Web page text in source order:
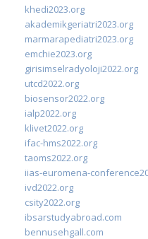
khedi2023.org
akademikgeriatri2023.org
marmarapediatri2023.org
emchie2023.org
girisimselradyoloji2022.org
utcd2022.org
biosensor2022.org
ialp2022.org
klivet2022.org
ifac-hms2022.org
taoms2022.org
iias-euromena-
ivd2022.org
csity2022.org
ibsarstudyabroad.com
bennusehgall.com